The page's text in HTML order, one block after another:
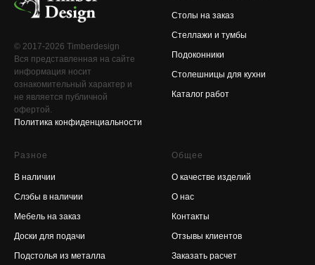
© 2017-2026 Timberdesign
Вся представленная на сайте
информация носит
ознакомительный характер и
не является публичной
офертой.
Политика конфиденциальности
Столы на заказ
Стеллажи и тумбы
Подоконники
Столешницы для кухни
Каталог работ
Разное
В наличии
Слэбы в наличии
Мебель на заказ
Доски для подачи
Подстолья из металла
Общее
О качестве изделий
О нас
Контакты
Отзывы клиентов
Заказать расчет